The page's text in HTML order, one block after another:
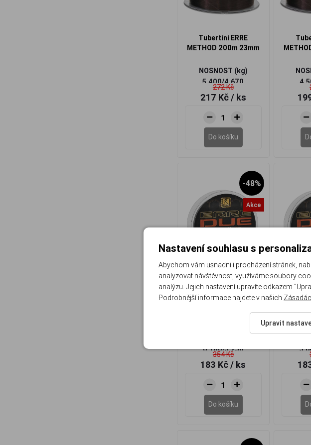
Tubertini ERRE
METHOD 200m 23mm
NOSNOST (kg)
5,400/4,670
272 Kč
217 Kč/ ks
Do košíku
-48%
Akce
6,180/3,250
354 Kč
183 Kč/ ks
Do košíku
Nastavení souhlasu s
Abychom vám usnadnili procházení stránek,
analyzovat návštěvnost, využíváme soubory
analýzu. Jejich nastavení upravíte odkazem
Podrobnější informace najdete v našich
Upravit